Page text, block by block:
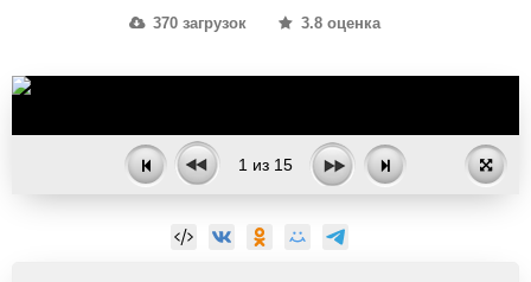
370 загрузок 3.8 оценка
1 из 15